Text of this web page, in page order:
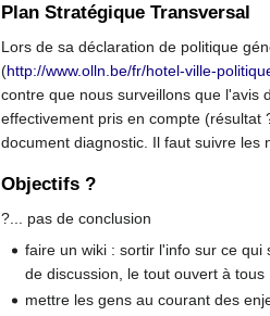
Plan Stratégique Transversal
Lors de sa déclaration de politique
(http://www.olln.be/fr/hotel-ville-
contre que nous surveillons que l'avis
effectivement pris en compte (résultat
document diagnostic. Il faut suivre les
Objectifs ?
?... pas de conclusion
faire un wiki : sortir l'info sur ce
de discussion, le tout ouvert à tous
mettre les gens au courant des